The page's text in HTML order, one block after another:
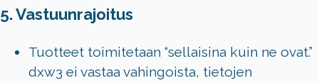
5. Vastuunrajoitus
Tuotteet toimitetaan “sellaisina kuin ne ovat.”
dxw3 ei vastaa vahingoista, tietojen